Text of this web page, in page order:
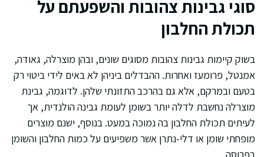
סוגי גבינות צהובות והשפעתם על
תכולת החלבון
בשוק קיימות גבינות צהובות מסוגים שונים, ובהן מוצרלה, גאודה,
אמנטל, פרומעז ואחרות. ההבדלים ביניהן לא באים לידי ביטוי רק
בטעם ובמרקם, אלא גם בהרכב התזונתי שלהן. לדוגמה, גבינת
מוצרלה נחשבת לדלה יותר בשומן לעומת גבינה הולנדית, אך
לעיתים תכולת החלבון בה נמוכה במעט. בנוסף, ישנם מוצרים
מופחתי שומן או דלי-נתרן אשר משפיעים על כמות החלבון והשומן